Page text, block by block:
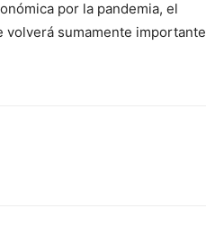
por la pandemia, el
volverá sumamente importante